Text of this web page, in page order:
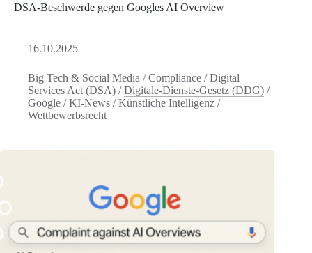
DSA-Beschwerde gegen Googles AI Overview
16.10.2025
Big Tech & Social Media /Compliance /Digital
Services Act (DSA) /Digitale-Dienste-Gesetz (DDG) /
Google /KI-News /Künstliche Intelligenz /
Wettbewerbsrecht